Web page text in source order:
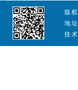
版
地
技